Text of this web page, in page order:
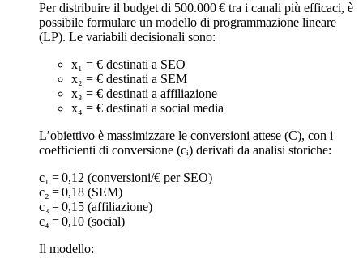
Per distribuire il budget di 500.000 € tra i canali più efficaci, è
possibile formulare un modello di programmazione lineare
(LP). Le variabili decisionali sono:
x₁ = € destinati a SEO
x₂ = € destinati a SEM
x₃ = € destinati a affiliazione
x₄ = € destinati a social media
L’obiettivo è massimizzare le conversioni attese (C), con i
coefficienti di conversione (cᵢ) derivati da analisi storiche:
c₁ = 0,12 (conversioni/€ per SEO)
c₂ = 0,18 (SEM)
c₃ = 0,15 (affiliazione)
c₄ = 0,10 (social)
Il modello: